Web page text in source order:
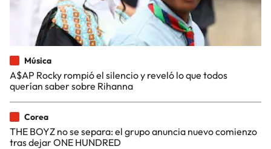
Música
A$AP Rocky rompió el silencio y reveló lo que todos
querían saber sobre Rihanna
Corea
THE BOYZ no se separa: el grupo anuncia nuevo comienzo
tras dejar ONE HUNDRED